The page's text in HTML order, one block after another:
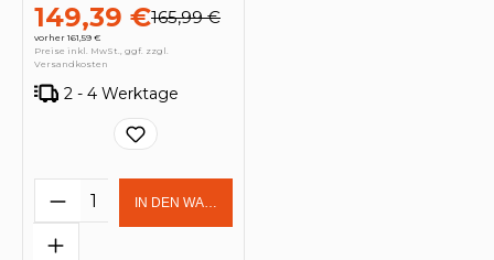
149,39 €165,99 €
vorher 161,59 €
Preise inkl. MwSt., ggf. zzgl.
Versandkosten
2 - 4 Werktage
Produkt Anzahl: Gib den
IN DEN WARENKORB